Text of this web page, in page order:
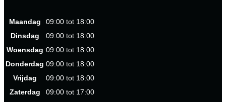
Maandag
09:00 tot 18:00
Dinsdag
09:00 tot 18:00
Woensdag 09:00 tot 18:00
Donderdag 09:00 tot 18:00
Vrijdag
09:00 tot 18:00
Zaterdag
09:00 tot 17:00